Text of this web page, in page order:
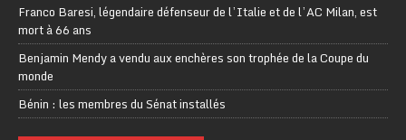
Franco Baresi, légendaire défenseur de l’Italie et de l’AC Milan, est
mort à 66 ans
Benjamin Mendy a vendu aux enchères son trophée de la Coupe du
monde
Bénin : les membres du Sénat installés